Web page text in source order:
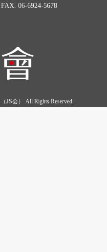
06-6924-5678
JS会） All Rights Reserved.